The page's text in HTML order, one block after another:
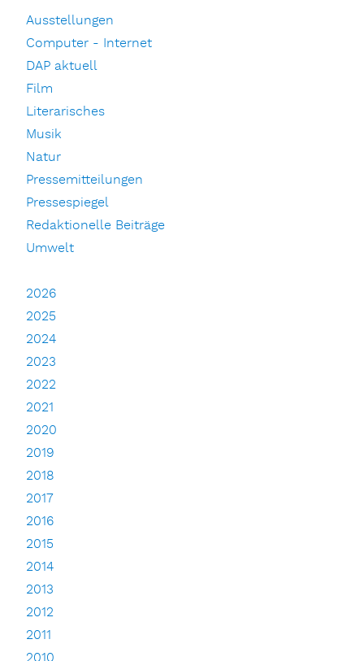
Ausstellungen
Computer - Internet
DAP aktuell
Film
Literarisches
Musik
Natur
Pressemitteilungen
Pressespiegel
Redaktionelle Beiträge
Umwelt
2026
2025
2024
2023
2022
2021
2020
2019
2018
2017
2016
2015
2014
2013
2012
2011